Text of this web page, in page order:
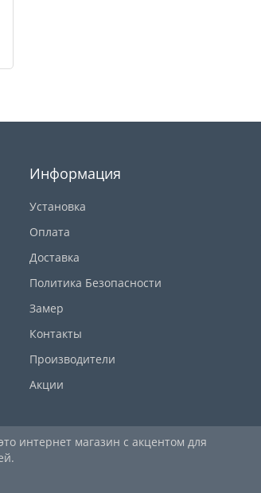
Информация
Установка
Оплата
Доставка
Политика Безопасности
Замер
Контакты
Производители
Акции
интернет магазин с акцентом для